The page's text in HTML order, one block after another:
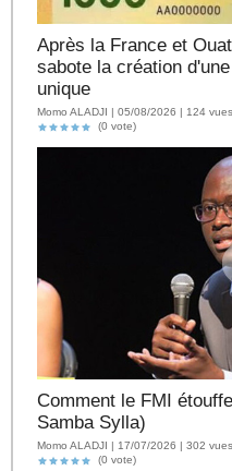
Après la France et
sabote la création
unique
Momo ALADJI | 05/08/2026 | 124 vues
(0 vote)
Comment le FMI
Samba Sylla)
Momo ALADJI | 17/07/2026 | 302 vues
(0 vote)